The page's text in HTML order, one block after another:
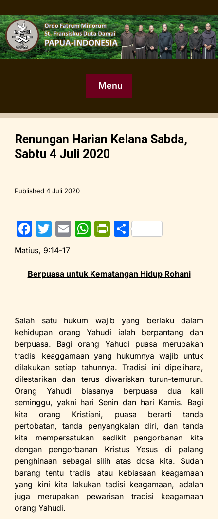
Menu
Renungan Harian Kelana Sabda,
Sabtu 4 Juli 2020
Published 4 Juli 2020
F
a
c
e
o
k
T
w
itt
er
E
l
W
s
p
Pr
ri
dl
y
S
e
Matius, 9:14-17
Berpuasa untuk Kematangan Hidup Rohani
Salah satu hukum wajib yang berlaku dalam
kehidupan orang Yahudi ialah berpantang dan
berpuasa. Bagi orang Yahudi puasa merupakan
tradisi keaggamaan yang hukumnya wajib untuk
dilakukan setiap tahunnya. Tradisi ini dipelihara,
dilestarikan dan terus diwariskan turun-temurun.
Orang Yahudi biasanya berpuasa dua kali
seminggu, yakni hari Senin dan hari Kamis. Bagi
kita orang Kristiani, puasa berarti tanda
pertobatan, tanda penyangkalan diri, dan tanda
kita mempersatukan sedikit pengorbanan kita
dengan pengorbanan Kristus Yesus di palang
penghinaan sebagai silih atas dosa kita. Sudah
barang tentu tradisi atau kebiasaan keagamaan
yang kini kita lakukan tadisi keagamaan, adalah
juga merupakan pewarisan tradisi keagamaan
orang Yahudi.